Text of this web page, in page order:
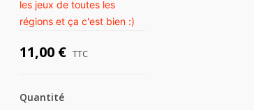
les jeux de toutes les
régions et ça c'est bien :)
11,00 € TTC
Quantité